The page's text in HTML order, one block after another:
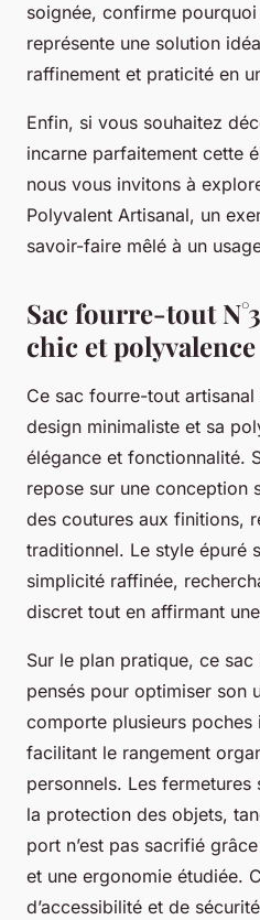
soignée, confirme
représente une solution
raffinement et praticité en
Enfin, si vous souhaitez
incarne parfaitement cette
nous vous invitons à
Polyvalent Artisanal, un
savoir-faire mêlé à un
Sac fourre-tout
chic et polyvalence
Ce sac fourre-tout
design minimaliste et sa
élégance et fonctionnalité.
repose sur une conception
des coutures aux finitions,
traditionnel. Le style épuré
simplicité raffinée,
discret tout en affirmant
Sur le plan pratique, ce
pensés pour optimiser son
comporte plusieurs poches
facilitant le rangement
personnels. Les fermetures
la protection des objets,
port n’est pas sacrifié
et une ergonomie étudiée.
d’accessibilité et de